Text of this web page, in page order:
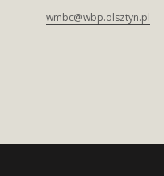
wmbc@wbp.olsztyn.pl